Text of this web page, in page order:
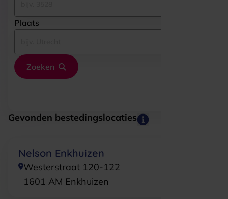
Plaats
Zoeken
Gevonden bestedingslocaties
Nelson Enkhuizen
Westerstraat 120-122
1601 AM Enkhuizen